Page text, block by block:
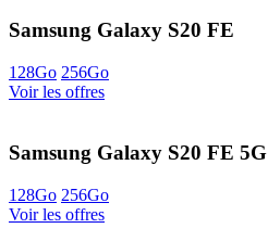
Samsung Galaxy S20 FE
128Go 256Go
Voir les offres
Samsung Galaxy S20 FE 5G
128Go 256Go
Voir les offres